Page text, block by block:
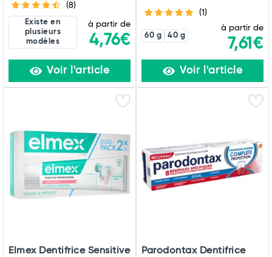
Commander
(8)
Existe en
plusieurs
modèles
à partir de
4,76€
Voir l'article
(1)
60 g 40 g
à partir de
7,61€
Voir l'article
Elmex Dentifrice Sensitive
Parodontax Dentifrice